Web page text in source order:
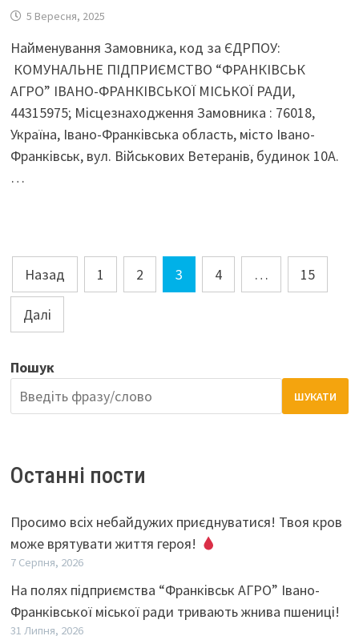
5 Вересня, 2025
Найменування Замовника, код за ЄДРПОУ:
КОМУНАЛЬНЕ ПІДПРИЄМСТВО “ФРАНКІВСЬК
АГРО” ІВАНО-ФРАНКІВСЬКОЇ МІСЬКОЇ РАДИ,
44315975; Місцезнаходження Замовника : 76018,
Україна, Івано-Франківська область, місто Івано-
Франківськ, вул. Військових Ветеранів, будинок 10А.
…
Навігація
записів
Назад 1 2 3 4 … 15
Далі
Пошук
ШУКАТИ
Останні пости
Просимо всіх небайдужих приєднуватися! Твоя кров
може врятувати життя героя!
7 Серпня, 2026
На полях підприємства “Франківськ АГРО” Івано-
Франківської міської ради тривають жнива пшениці!
31 Липня, 2026